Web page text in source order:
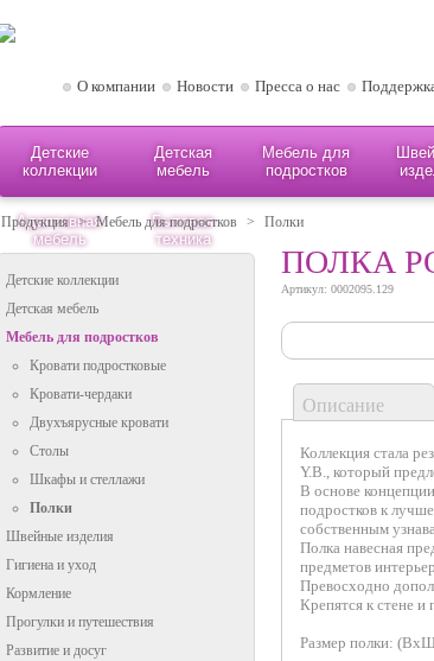
О компании Новости Пресса о нас
Детские
коллекции
Детская
мебель
Мебель для
подростков
Адаптивная
мебель
Бытовая
техника
Продукция > Мебель для подростков > Полки
Детские коллекции
Детская мебель
Мебель для подростков
Кровати подростковые
Кровати-чердаки
Двухъярусные кровати
Столы
Шкафы и стеллажи
Полки
Швейные изделия
Гигиена и уход
Кормление
Прогулки и путешествия
Развитие и досуг
ПОЛКА
Артикул: 0002095.129
Описание
Коллекция стала
Y.B., который
В основе
подростков к
собственным
Полка навесная
предметов
Превосходно
Крепятся к стене и
Размер полки: